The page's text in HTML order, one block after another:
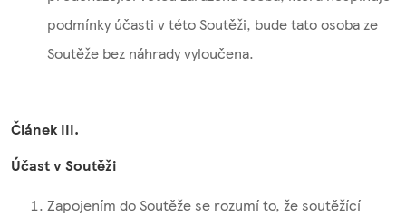
podmínky účasti v této Soutěži, bude tato osoba ze
Soutěže bez náhrady vyloučena.
Článek III.
Účast v Soutěži
Zapojením do Soutěže se rozumí to, že soutěžící